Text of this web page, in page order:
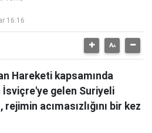
16:16
Hareketi kapsamında
gelen Suriyeli
rejimin acımasızlığını bir kez